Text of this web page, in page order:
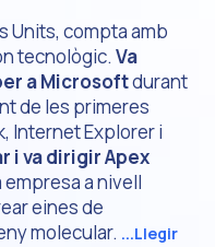
Units, compta amb
tecnològic. Va
a Microsoftdurant
de les primeres
Internet Explorer i
i va dirigir Apex
empresa a nivell
eines de
molecular. ...Llegir